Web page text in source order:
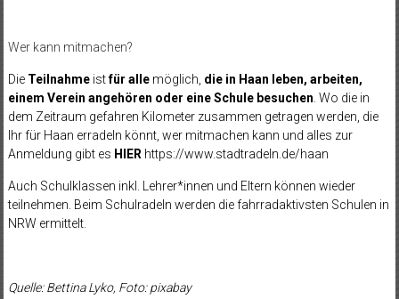
Wer kann mitmachen?
Die Teilnahmeistfür allemöglich, die in Haan leben, arbeiten,
einem Verein angehören oder eine Schule besuchen . Wo die in
dem Zeitraum gefahren Kilometer zusammen getragen werden, die
Ihr für Haan erradeln könnt, wer mitmachen kann und alles zur
Anmeldung gibt es HIER https://www.stadtradeln.de/haan
Auch Schulklassen inkl. Lehrer*innen und Eltern können wieder
teilnehmen. Beim Schulradeln werden die fahrradaktivsten Schulen in
NRW ermittelt.
Quelle: Bettina Lyko, Foto: pixabay